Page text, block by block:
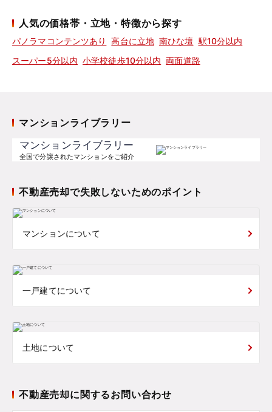
人気の価格帯・立地・特徴から探す
パノラマコンテンツあり 高台に立地 南ひな壇 駅10分以内
スーパー5分以内 小学校徒歩10分以内 両面道路
マンションライブラリー
マンションライブラリー
全国で分譲されたマンションをご紹介
不動産売却で失敗しないためのポイント
マンションについて
一戸建てについて
土地について
不動産売却に関するお問い合わせ